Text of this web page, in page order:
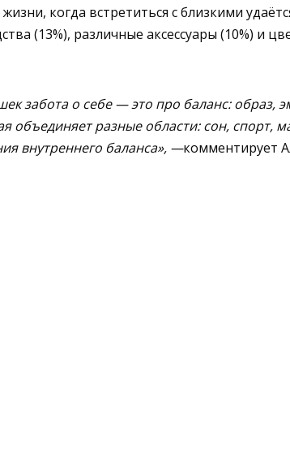
когда встретиться с близкими
(13%), различные аксессуары (10%) и
забота о себе — это про баланс:
объединяет разные области: сон,
внутреннего баланса», —комментирует